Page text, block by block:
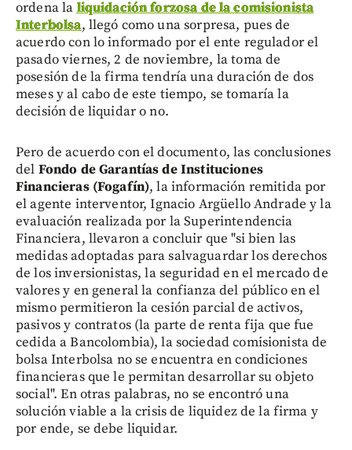
ordena la liquidación forzosa de la comisionista
Interbolsa, llegó como una sorpresa, pues de
acuerdo con lo informado por el ente regulador el
pasado viernes, 2 de noviembre, la toma de
posesión de la firma tendría una duración de dos
meses y al cabo de este tiempo, se tomaría la
decisión de liquidar o no.
Pero de acuerdo con el documento, las conclusiones
del Fondo de Garantías de Instituciones
Financieras (Fogafín), la información remitida por
el agente interventor, Ignacio Argüello Andrade y la
evaluación realizada por la Superintendencia
Financiera, llevaron a concluir que "si bien las
medidas adoptadas para salvaguardar los derechos
de los inversionistas, la seguridad en el mercado de
valores y en general la confianza del público en el
mismo permitieron la cesión parcial de activos,
pasivos y contratos (la parte de renta fija que fue
cedida a Bancolombia), la sociedad comisionista de
bolsa Interbolsa no se encuentra en condiciones
financieras que le permitan desarrollar su objeto
social". En otras palabras, no se encontró una
solución viable a la crisis de liquidez de la firma y
por ende, se debe liquidar.